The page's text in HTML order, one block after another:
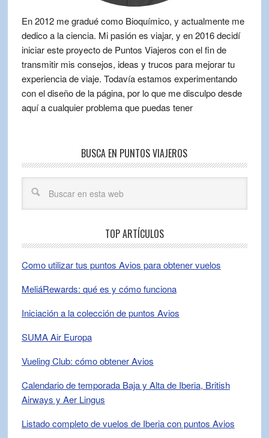
En 2012 me gradué como Bioquímico, y actualmente me
dedico a la ciencia. Mi pasión es viajar, y en 2016 decidí
iniciar este proyecto de Puntos Viajeros con el fin de
transmitir mis consejos, ideas y trucos para mejorar tu
experiencia de viaje. Todavía estamos experimentando
con el diseño de la página, por lo que me disculpo desde
aquí a cualquier problema que puedas tener
BUSCA EN PUNTOS VIAJEROS
TOP ARTÍCULOS
Como utilizar tus puntos Avios para obtener vuelos
MeliáRewards: qué es y cómo funciona
Iniciación a la colección de puntos Avios
SUMA Air Europa
Vueling Club: cómo obtener Avios
Calendario de temporada Baja y Alta de Iberia, British
Airways y Aer Lingus
Listado completo de vuelos de Iberia con puntos Avios